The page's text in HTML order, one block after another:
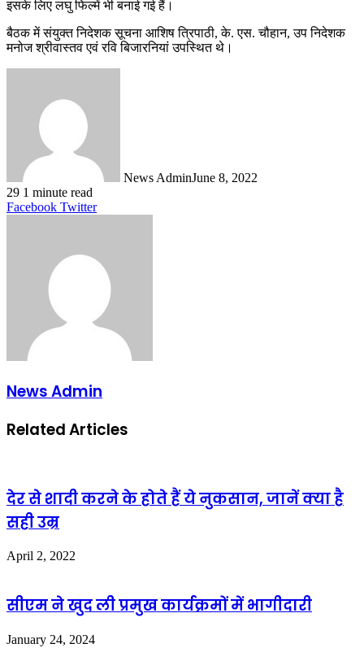
इसके लिए लघु फिल्में भी बनाई गई हैं।
बैठक में संयुक्त निदेशक सूचना आशिष त्रिपाठी, के. एस. चौहान, उप निदेशक
मनोज श्रीवास्तव एवं रवि बिजारनियां उपस्थित थे।
News AdminJune 8, 2022
29 1 minute read
Facebook TwitterLinkedIn
Tumblr
Pinterest
Reddit
VKontakte
Share
Print
News Admin
Related Articles
देर से शादी करने के होते हैं ये नुकसान, जानें क्या है
सही उम्र
April 2, 2022
सीएम ने खुद ली प्रमुख कार्यक्रमों में भागीदारी
January 24, 2024